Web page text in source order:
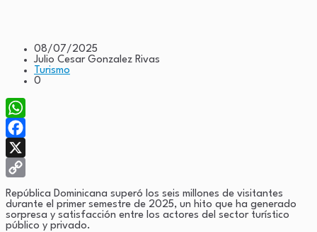
08/07/2025
Julio Cesar Gonzalez Rivas
Turismo
0
WhatsApp
Facebook
X
Copy
Link
República Dominicana superó los seis millones de visitantes
durante el primer semestre de 2025, un hito que ha generado
sorpresa y satisfacción entre los actores del sector turístico
público y privado.